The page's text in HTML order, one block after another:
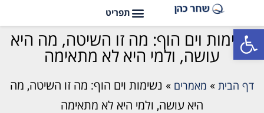
פתח סרגל נגישות
נשימות וים הוף: מה זו השיטה, מה היא
עושה, ולמי היא לא מתאימה
דף הבית » מאמרים » נשימות וים הוף: מה זו השיטה, מה
היא עושה, ולמי היא לא מתאימה